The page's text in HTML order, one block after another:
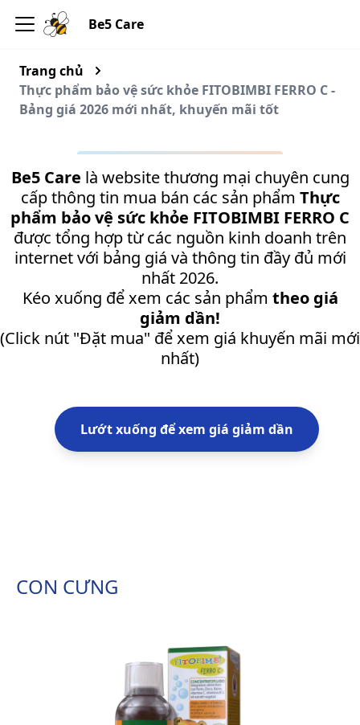
Be5 Care
Trang chủ
Thực phẩm bảo vệ sức khỏe FITOBIMBI FERRO C -
Bảng giá 2026 mới nhất, khuyến mãi tốt
Be5 Care là website thương mại chuyên cung
cấp thông tin mua bán các sản phẩm Thực
phẩm bảo vệ sức khỏe FITOBIMBI FERRO C
được tổng hợp từ các nguồn kinh doanh trên
internet với bảng giá và thông tin đầy đủ mới
nhất 2026.
Kéo xuống để xem các sản phẩm theo giá
giảm dần!
(Click nút "Đặt mua" để xem giá khuyến mãi mới
nhất)
Lướt xuống để xem giá giảm dần
CON CƯNG